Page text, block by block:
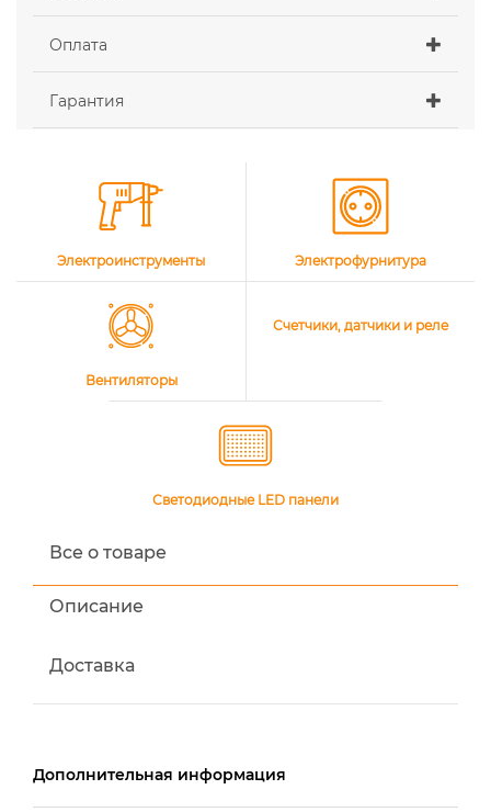
Оплата
Гарантия
Электроинструменты Электрофурнитура
Вентиляторы
Счетчики, датчики и реле
Светодиодные LED панели
Все о товаре
Описание
Доставка
Дополнительная информация